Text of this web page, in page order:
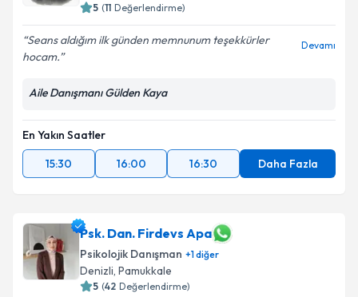
5 (11 Değerlendirme)
Seans aldığım ilk günden memnunum teşekkürler
hocam.
Devamı
Aile Danışmanı Gülden Kaya
En Yakın Saatler
15:30
16:00 16:30 Daha Fazla
Psk. Dan. Firdevs Apa
Psikolojik Danışman +1diğer
Denizli, Pamukkale
5 (42 Değerlendirme)